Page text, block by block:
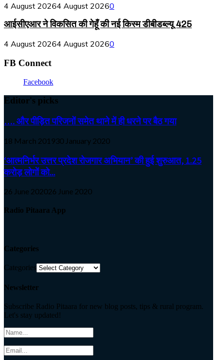
4 August 20264 August 20260
आईसीएआर ने विकसित की गेहूँ की नई किस्म डीबीडब्ल्यू 425
4 August 20264 August 20260
FB Connect
Facebook
Editor's picks
…. और पीड़ित परिजनों समेत थाने में ही धरने पर बैठ गया
18 March 201930 January 2020
‘आत्मनिर्भर उत्तर प्रदेश रोजगार अभियान’ की हुई शुरुआत, 1.25
करोड़ लोगों को...
26 June 202026 June 2020
Radio Pitaara App
Categories
Categories
Newsletter
Subscribe Radio Pitaara for new blog posts, tips & rural program.
Let's stay updated!